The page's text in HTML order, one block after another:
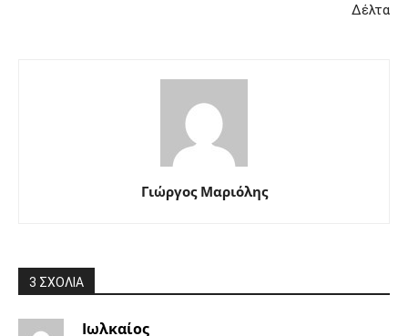
Δέλτα
Γιώργος Μαριόλης
3 ΣΧΟΛΙΑ
Ιωλκαίος